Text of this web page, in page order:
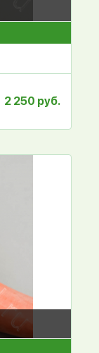
2 250 руб.